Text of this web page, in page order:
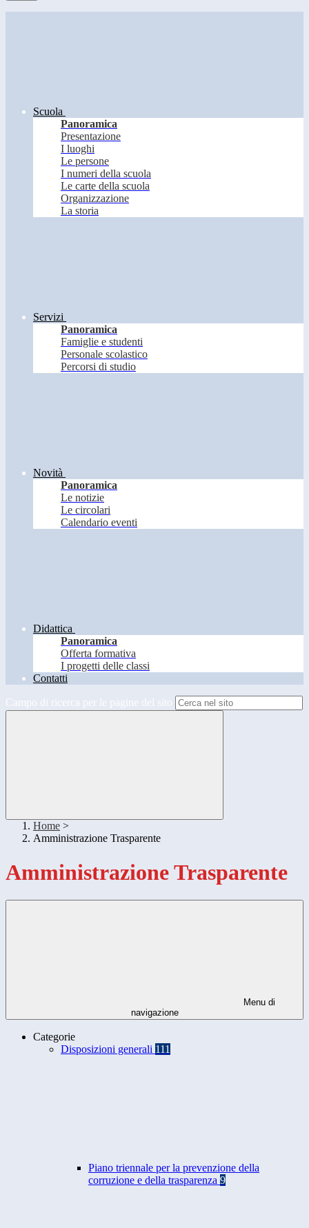
Scuola
Panoramica
Presentazione
I luoghi
Le persone
I numeri della scuola
Le carte della scuola
Organizzazione
La storia
Servizi
Panoramica
Famiglie e studenti
Personale scolastico
Percorsi di studio
Novità
Panoramica
Le notizie
Le circolari
Calendario eventi
Didattica
Panoramica
Offerta formativa
I progetti delle classi
Contatti
Campo di ricerca per le pagine del sito
Home >
Amministrazione Trasparente
Amministrazione Trasparente
Menu di
navigazione
Categorie
Disposizioni generali 111
Piano triennale per la prevenzione della
corruzione e della trasparenza 9